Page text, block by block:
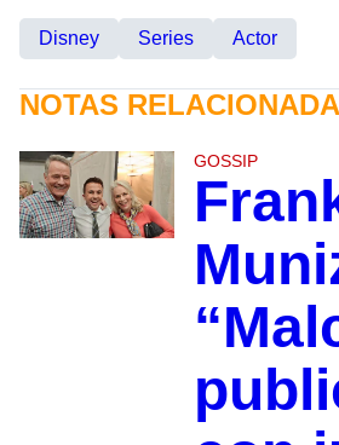
Disney Series Actor
NOTAS
GOSSIP